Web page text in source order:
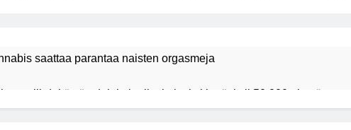
saattaa parantaa naisten orgasmeja
viihdekäytön dekriminalisoimiseksi keräsi yli 50 000 nimeä